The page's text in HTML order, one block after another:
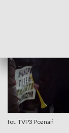
fot. TVP3 Poznań